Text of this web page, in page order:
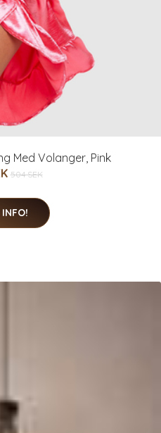
Med Volanger, Pink
504 SEK
INFO!